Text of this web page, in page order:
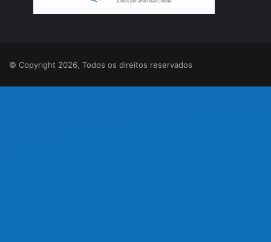
© Copyright 2026, Todos os direitos reservados